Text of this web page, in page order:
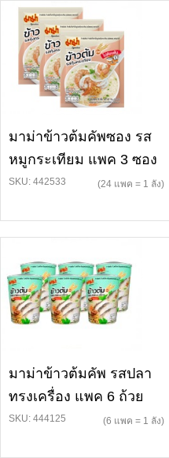
มาม่าข้าวต้มคัพซอง รส
หมูกระเทียม แพค 3 ซอง
SKU: 442533 (24 แพค = 1 ลัง)
มาม่าข้าวต้มคัพ รสปลา
ทรงเครื่อง แพค 6 ถ้วย
SKU: 444125 (6 แพค = 1 ลัง)